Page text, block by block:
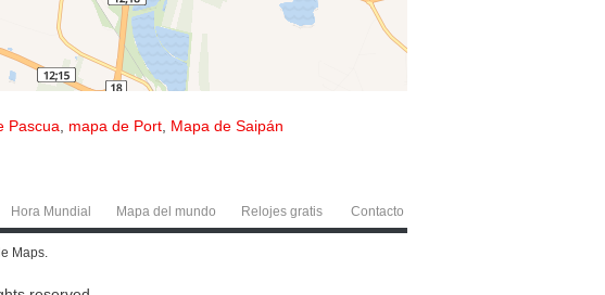
Pascua mapa de Port Mapa de Saipán
Hora Mundial Mapa del mundo Relojes gratis Contacto
Maps.